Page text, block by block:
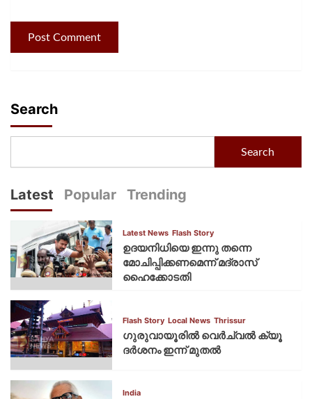
Search
Search
Latest Popular Trending
Latest News Flash Story
ഉദയനിധിയെ ഇന്നു തന്നെ
മോചിപ്പിക്കണമെന്ന് മദ്രാസ്
ഹൈക്കോടതി
Flash Story Local News Thrissur
ഗുരുവായൂരില്‍ വെര്‍ച്വല്‍ ക്യൂ
ദര്‍ശനം ഇന്ന് മുതല്‍
India